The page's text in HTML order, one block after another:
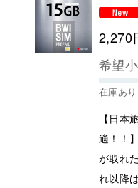
2,270
希望
在庫あり
【日本
適！！
が取れ
れ以降